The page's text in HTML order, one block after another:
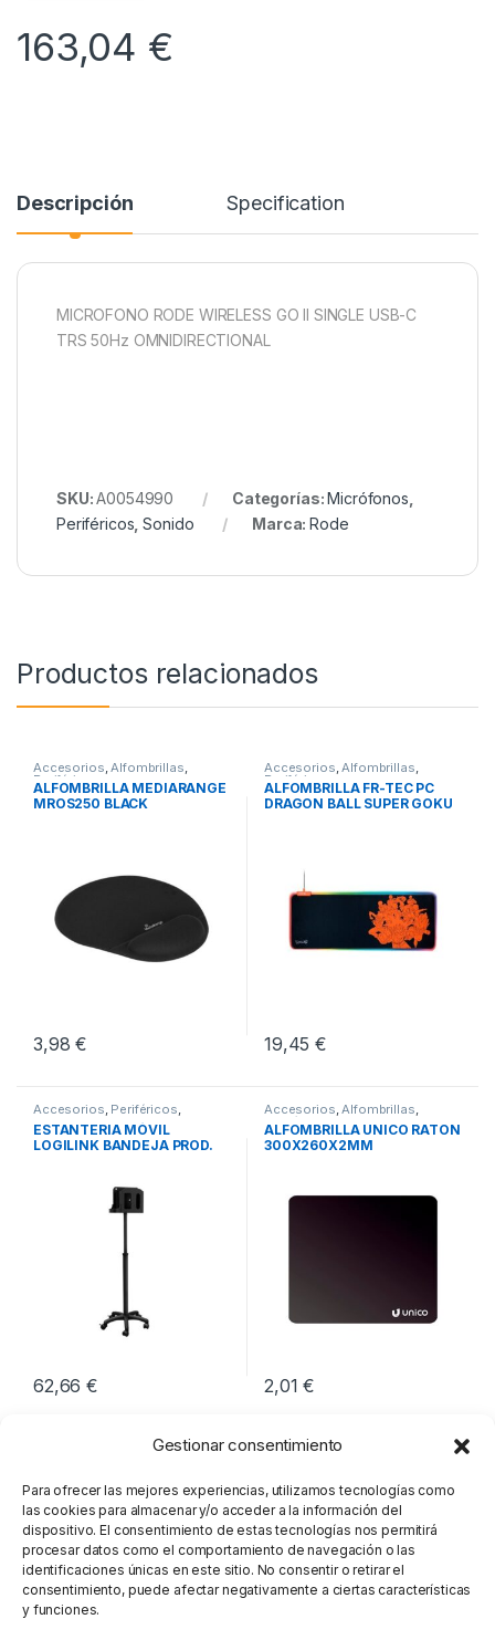
Gestionar consentimiento
Para ofrecer las mejores experiencias, utilizamos tecnologías como
las cookies para almacenar y/o acceder a la información del
dispositivo. El consentimiento de estas tecnologías nos permitirá
procesar datos como el comportamiento de navegación o las
identificaciones únicas en este sitio. No consentir o retirar el
consentimiento, puede afectar negativamente a ciertas características
y funciones.
163,04 €
Descripción Specification
MICROFONO RODE WIRELESS GO II SINGLE USB-C
TRS 50Hz OMNIDIRECTIONAL
SKU:A0054990 Categorías:Micrófonos
Periféricos ,Sonido Marca:Rode
Productos relacionados
Accesorios,Alfombrillas,
Periféricos
ALFOMBRILLA MEDIARANGE
MROS250 BLACK
3,98€
Accesorios,Alfombrillas,
Periféricos
ALFOMBRILLA FR-TEC PC
DRAGON BALL SUPER GOKU
19,45€
Accesorios, Periféricos,
Soportes
ESTANTERIA MÓVIL
LOGILINK BANDEJA PROD.
62,66€
Accesorios,Alfombrillas,
Periféricos
ALFOMBRILLA UNICO RATON
300X260X2MM
2,01€